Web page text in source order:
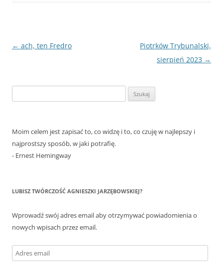
Nawigacja
← ach, ten Fredro
Piotrków Trybunalski,
sierpień 2023 →
Moim celem jest zapisać to, co widzę i to, co czuję w najlepszy i
najprostszy sposób, w jaki potrafię.
- Ernest Hemingway
LUBISZ TWÓRCZOŚĆ AGNIESZKI JARZĘBOWSKIEJ?
Wprowadź swój adres email aby otrzymywać powiadomienia o
nowych wpisach przez email.
Adres
email